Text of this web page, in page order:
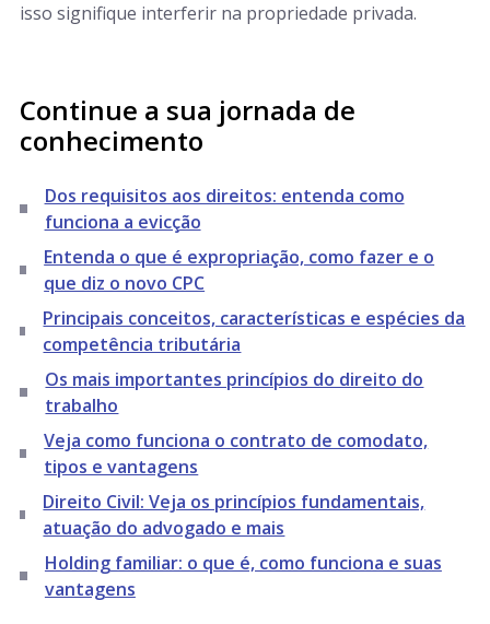
isso signifique interferir na propriedade privada.
Continue a sua jornada de
conhecimento
Dos requisitos aos direitos: entenda como
funciona a evicção
Entenda o que é expropriação, como fazer e o
que diz o novo CPC
Principais conceitos, características e espécies da
competência tributária
Os mais importantes princípios do direito do
trabalho
Veja como funciona o contrato de comodato,
tipos e vantagens
Direito Civil: Veja os princípios fundamentais,
atuação do advogado e mais
Holding familiar: o que é, como funciona e suas
vantagens